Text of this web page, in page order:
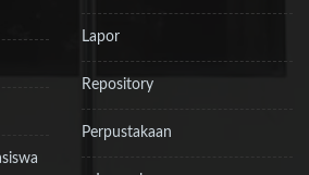
Lapor
Repository
Perpustakaan